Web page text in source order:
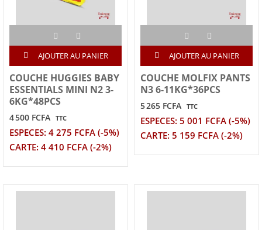
AJOUTER AU PANIER
COUCHE HUGGIES BABY
ESSENTIALS MINI N2 3-
6KG*48PCS
4 500 FCFA TTC
ESPECES: 4 275 FCFA (-5%)
CARTE: 4 410 FCFA (-2%)
AJOUTER AU PANIER
COUCHE MOLFIX PANTS
N3 6-11KG*36PCS
5 265 FCFA TTC
ESPECES: 5 001 FCFA (-5%)
CARTE: 5 159 FCFA (-2%)